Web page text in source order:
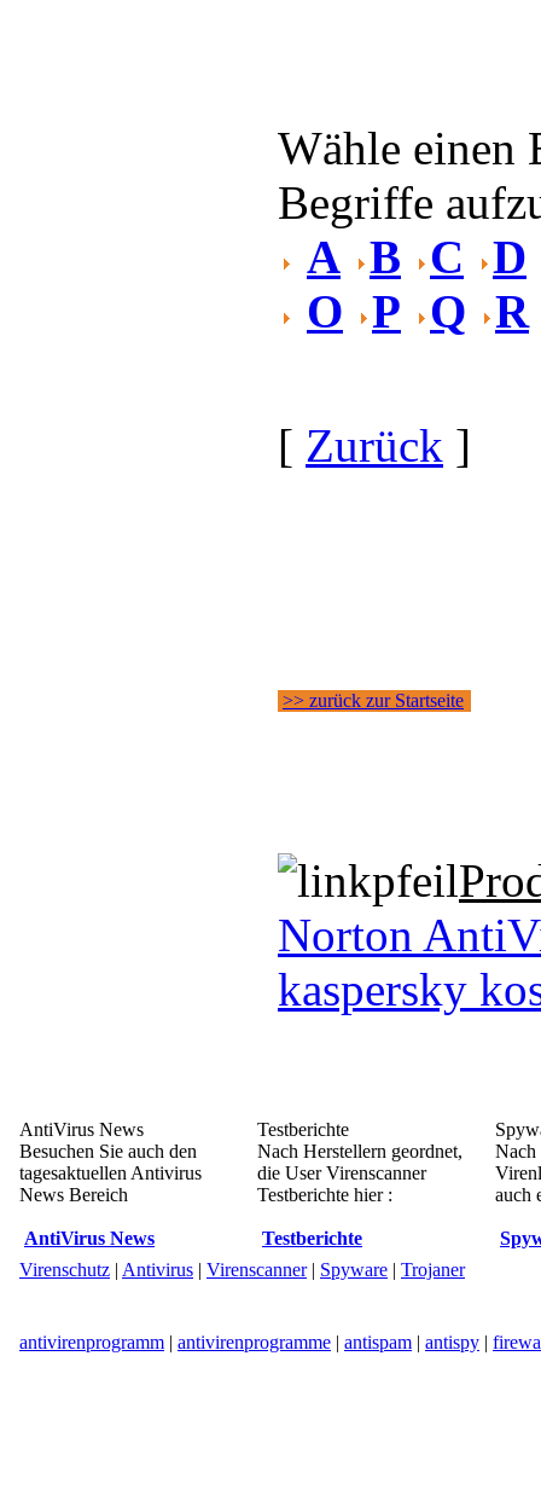
Wähle einen
Begriffe
A B C
D
O P Q R
[ Zurück ]
>> zurück zur Startseite
Norton
kaspersky
AntiVirus News
Besuchen Sie auch den
tagesaktuellen Antivirus
News Bereich
AntiVirus News
Testberichte
Nach Herstellern geordnet,
die User Virenscanner
Testberichte hier :
Testberichte
Nach
auch
Virenschutz | Antivirus | Virenscanner| Spyware | Trojaner
antivirenprogramm | antivirenprogramme | antispam | antispy |